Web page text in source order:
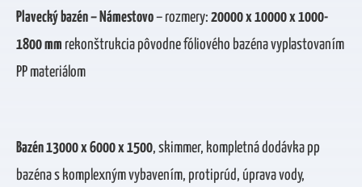
Plavecký bazén – Námestovo– rozmery: 20000 x 10000 x 1000-
1800 mm rekonštrukcia pôvodne fóliového bazéna vyplastovaním
PP materiálom
Bazén 13000 x 6000 x 1500, skimmer, kompletná dodávka pp
bazéna s komplexným vybavením, protiprúd, úprava vody,